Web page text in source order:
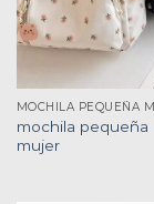
mochila pequeña
mujer